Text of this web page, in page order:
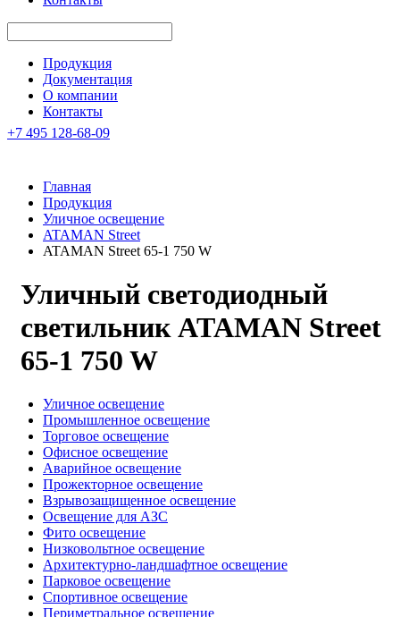
Продукция
Документация
О компании
Контакты
+7 495 128-68-09
Главная
Продукция
Уличное освещение
ATAMAN Street
ATAMAN Street 65-1 750 W
Уличный светодиодный
светильник ATAMAN Street
65-1 750 W
Уличное освещение
Промышленное освещение
Торговое освещение
Офисное освещение
Аварийное освещение
Прожекторное освещение
Взрывозащищенное освещение
Освещение для АЗС
Фито освещение
Низковольтное освещение
Архитектурно-ландшафтное освещение
Парковое освещение
Спортивное освещение
Периметральное освещение